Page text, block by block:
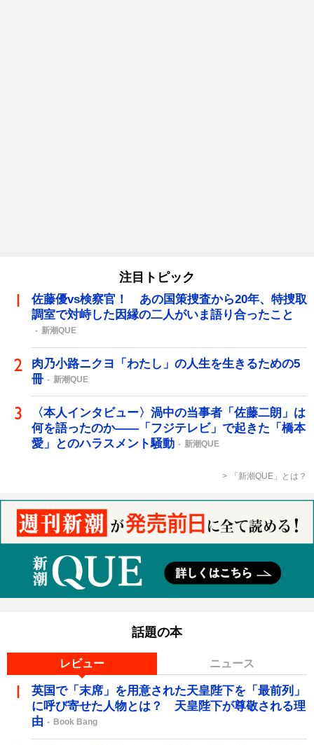
注目トピック
佐藤優vs検察官！ あの国策捜査から20年、特捜取
調室で対峙した因縁の二人がいま語り合ったこと
新潮QUE
肉乃小路ニクヨ「わたし」の人生を生きるための5
冊
新潮QUE
〈本人インタビュー〉渦中の当事者「佐藤二朗」は
何を語ったのか――「フジテレビ」で起きた「橋本
愛」とのハラスメント騒動
新潮QUE
「新潮QUE」とは？
話題の本
レビュー ニュース
英国で「末席」を用意された天皇陛下を「最前列」
に呼び寄せた人物とは？ 天皇陛下が尊敬される理
由
Book Bang